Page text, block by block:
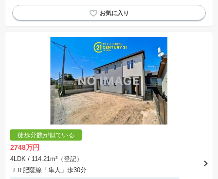
モニター付きインターホン
トイレ2個以上
窓付き浴室
浴室乾燥機
徒歩分数が似ている
2748万円
4LDK / 114.21m²（登記）
ＪＲ肥薩線「隼人」歩30分